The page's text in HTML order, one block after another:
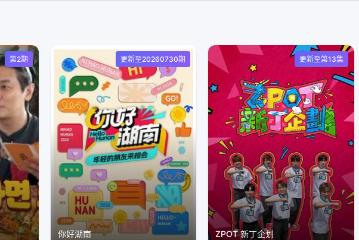
第2期 更新至20260730期
你好湖南
更新至第13集
ZPOT 新丁企划